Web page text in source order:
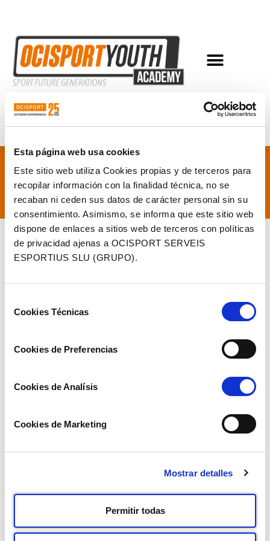
Esta página web usa cookies
Este sitio web utiliza Cookies propias y de terceros para
recopilar información con la finalidad técnica, no se
recaban ni ceden sus datos de carácter personal sin su
consentimiento. Asimismo, se informa que este sitio web
dispone de enlaces a sitios web de terceros con políticas
de privacidad ajenas a OCISPORT SERVEIS
ESPORTIUS SLU (GRUPO).
deCookies Técnicas
Cookies de Preferencias
Cookies de Analísis
Cookies de Marketing
Mostrar detalles
Permitir todas
> CONTACTO_
Teléfonooficina:
Email: